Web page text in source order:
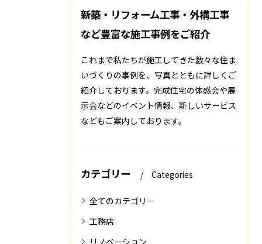
新築・リフォーム工事・外構工事
など豊富な施工事例をご紹介
これまで私たちが施工してきた数々な住ま
いづくりの事例を、写真とともに詳しくご
紹介しております。完成住宅の体感会や展
示会などのイベント情報、新しいサービス
などもご案内しております。
カテゴリー Categories
全てのカテゴリー
工務店